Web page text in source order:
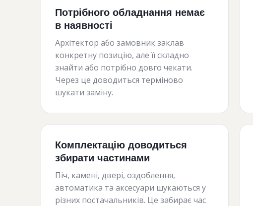
Потрібного обладнання немає
в наявності
Архітектор або замовник заклав
конкретну позицію, але її складно
знайти або потрібно довго чекати.
Через це доводиться терміново
шукати заміну.
Комплектацію доводиться
збирати частинами
Піч, камені, двері, оздоблення,
автоматика та аксесуари шукаються у
різних постачальників. Це забирає час